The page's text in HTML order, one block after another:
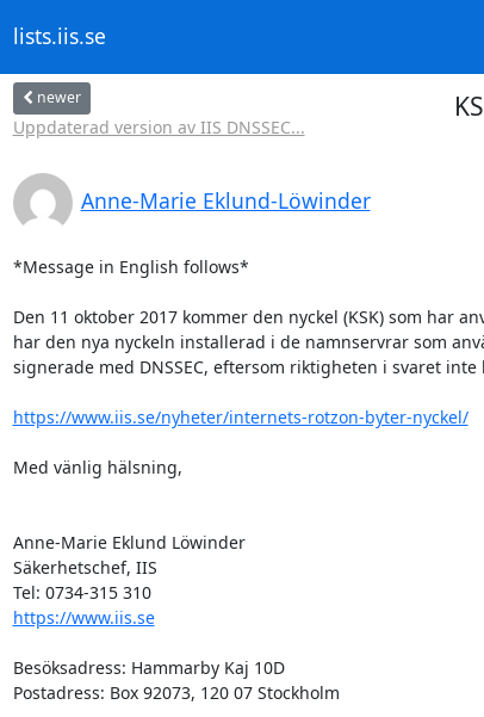
lists.iis.se
newer
Uppdaterad version av IIS DNSSEC...
Anne-Marie Eklund-Löwinder
*Message in English follows*
Den 11 oktober 2017 kommer den nyckel (KSK) som har
har den nya nyckeln installerad i de namnservrar som
signerade med DNSSEC, eftersom riktigheten i svaret
https://www.iis.se/nyheter/internets-rotzon-byter-nyckel/
Med vänlig hälsning,
Anne-Marie Eklund Löwinder
Säkerhetschef, IIS
Tel: 0734-315 310
https://www.iis.se
Besöksadress: Hammarby Kaj 10D
Postadress: Box 92073, 120 07 Stockholm